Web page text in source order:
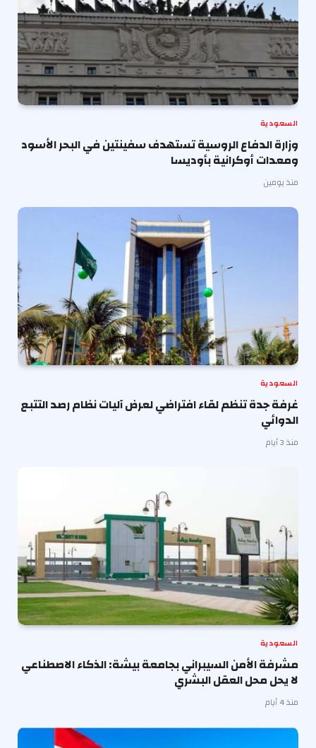
السعودية
وزارة الدفاع الروسية تستهدف سفينتين في البحر الأسود
ومعدات أوكرانية بأوديسا
منذ يومين
السعودية
غرفة جدة تنظم لقاء افتراضي لعرض آليات نظام رصد التتبع
الدوائي
منذ 3 أيام
السعودية
مشرفة الأمن السيبراني بجامعة بيشة: الذكاء الاصطناعي
لا يحل محل العقل البشري
منذ 4 أيام